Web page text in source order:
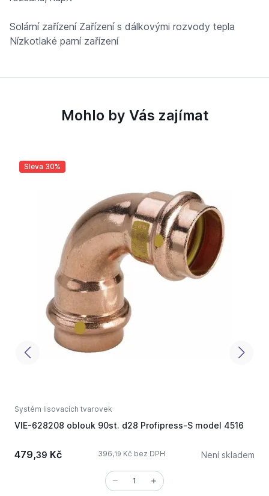
Solární zařízení Zařízení s dálkovými rozvody tepla
Nízkotlaké parní zařízení
Mohlo by Vás zajímat
Sleva 30%
Systém lisovacích tvarovek
VIE-628208 oblouk 90st. d28 Profipress-S model 4516
479,39 Kč 396,19 Kč bez DPH Není skladem